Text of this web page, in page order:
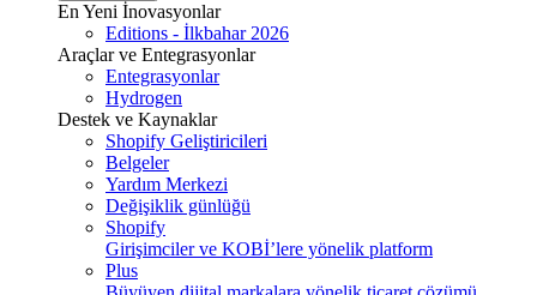
En Yeni İnovasyonlar
Editions - İlkbahar 2026
Araçlar ve Entegrasyonlar
Entegrasyonlar
Hydrogen
Destek ve Kaynaklar
Shopify Geliştiricileri
Belgeler
Yardım Merkezi
Değişiklik günlüğü
Shopify
Girişimciler ve KOBİ’lere yönelik platform
Plus